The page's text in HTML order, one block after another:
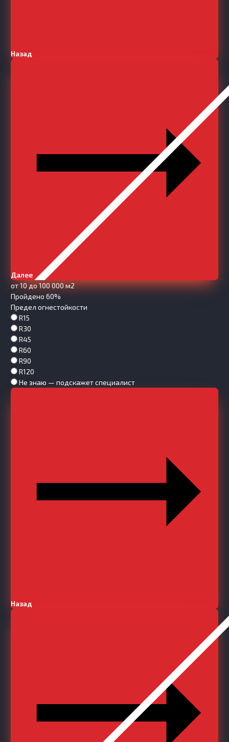
Назад
Далее
от 10 до 100 000 м2
Пройдено 60%
Предел огнестойкости
R15
R30
R45
R60
R90
R120
Не знаю — подскажет специалист
Назад